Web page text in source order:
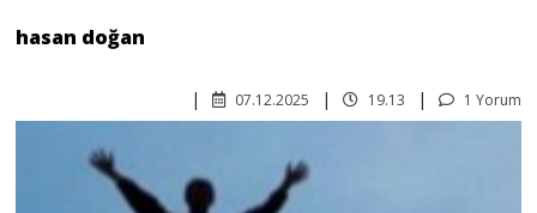
hasan doğan
1 Yorum
19.13
07.12.2025